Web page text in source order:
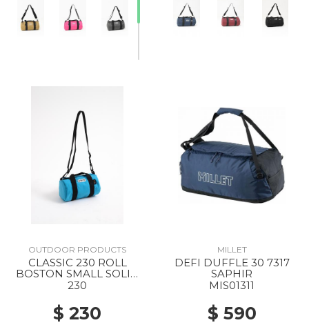
OUTDOOR PRODUCTS
CLASSIC 230 ROLL
BOSTON SMALL SOLID
SKYBLUE
230
$ 230
MILLET
DEFI DUFFLE 30 7317
SAPHIR
MIS01311
$ 590